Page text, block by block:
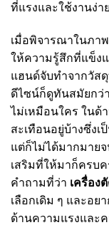
ที่แรงและใช้งานง่า
เมื่อพิจารณาในภาพ
ให้ความรู้สึกที่แข็ง
แฮนด์จับทำจากวัส
ดีไซน์ก็ดูทันสมัยกว่
ไม่เหมือนใคร ในด้
สะเทือนอยู่บ้างซึ่งเ
แต่ก็ไม่ได้มากมาย
เสริมที่ให้มาก็ครบ
คำถามที่ว่า เครื่อง
เลือกเดิม ๆ และอย
ด้านความแรงและค